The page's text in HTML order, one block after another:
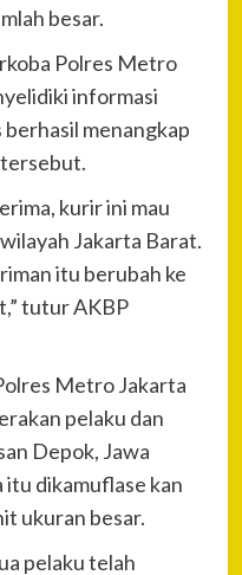
besar.
Polres Metro
informasi
menangkap
kurir ini mau
Jakarta Barat.
itu berubah ke
tutur AKBP
Metro Jakarta
pelaku dan
Depok, Jawa
itu dikamuflase kan
ukuran besar.
pelaku telah